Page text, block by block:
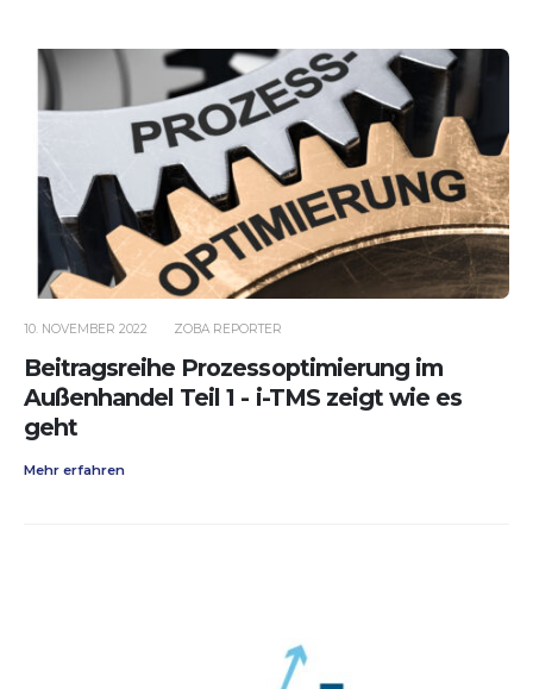
10. NOVEMBER 2022 ZOBA REPORTER
Beitragsreihe Prozessoptimierung im
Außenhandel Teil 1 - i-TMS zeigt wie es
geht
Mehr erfahren